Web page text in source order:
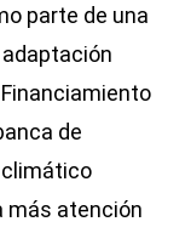
parte de una
de
más atención